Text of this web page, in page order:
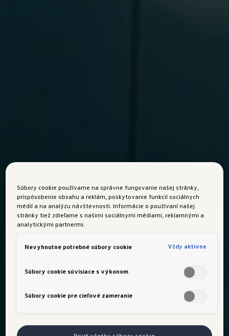
Súbory cookie používame na správne fungovanie našej stránky,
prispôsobenie obsahu a reklám, poskytovanie funkcií sociálnych
médií a na analýzu návštevnosti. Informácie o používaní našej
stránky tiež zdieľame s našimi sociálnymi médiami, reklamnými a
analytickými partnermi.
Nevyhnutne potrebné súbory cookie Vždy aktívne
Súbory cookie súvisiace s výkonom
Súbory cookie pre cieľové zameranie